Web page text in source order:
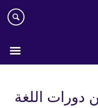
دورات اللغة